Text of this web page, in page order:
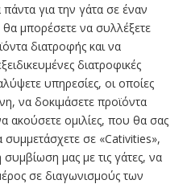
για την γάτα σε έναν
μπορέσετε να συλλέξετε
διατροφής και να
διατροφικές
υπηρεσίες, οι οποίες
να δοκιμάσετε προϊόντα
ακούσετε ομιλίες, που θα σας
σε «Cativities»,
συμβίωση μας με τις γάτες, να
σε διαγωνισμούς των